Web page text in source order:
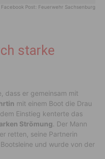
Post: Feuerwehr Sachsenburg
starke
dass er gemeinsam mit
mit einem Boot die Drau
Einstieg kenterte das
Strömung . Der Mann
retten, seine Partnerin
und wurde von der